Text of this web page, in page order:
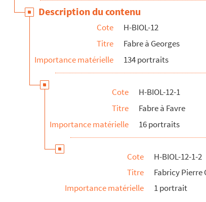
municipal
François, docteur
poète
photographe
Description du contenu
Cote
H-BIOL-12
Titre
Fabre à Georges
Importance matérielle
134 portraits
Cote
H-BIOL-12-1
Titre
Fabre à Favre
Importance matérielle
16 portraits
Cote
H-BIOL-12-1-2
Titre
Fabricy Pierre
Importance matérielle
1 portrait